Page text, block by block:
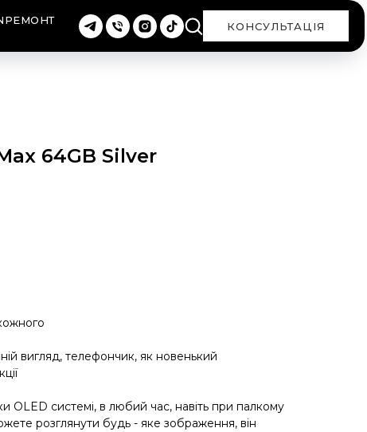
РЕМОНТ
КОНСУЛЬТАЦІЯ
64GB Silver
вигляд, телефончик, як новенький
OLED системі, в любий час, навіть при палкому
розглянути будь - яке зображення, він